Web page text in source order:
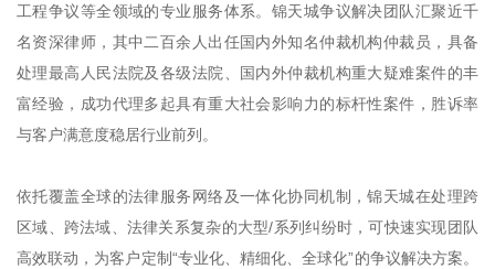
工程争议等全领域的专业服务体系。锦天城争议解决团队汇聚近千
名资深律师，其中二百余人出任国内外知名仲裁机构仲裁员，具备
处理最高人民法院及各级法院、国内外仲裁机构重大疑难案件的丰
富经验，成功代理多起具有重大社会影响力的标杆性案件，胜诉率
与客户满意度稳居行业前列。
依托覆盖全球的法律服务网络及一体化协同机制，锦天城在处理跨
区域、跨法域、法律关系复杂的大型/系列纠纷时，可快速实现团队
高效联动，为客户定制“专业化、精细化、全球化”的争议解决方案。